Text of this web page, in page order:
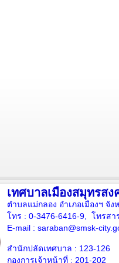
เทศบาลเมืองสมุทรสง
ตำบลแม่กลอง อำเภอเมืองฯ จั
โทร : 0-3476-6416-9, โทรสา
E-mail : saraban@smsk-
สำนักปลัดเทศบาล : 123-126
กองการเจ้าหน้าที่ : 201-202